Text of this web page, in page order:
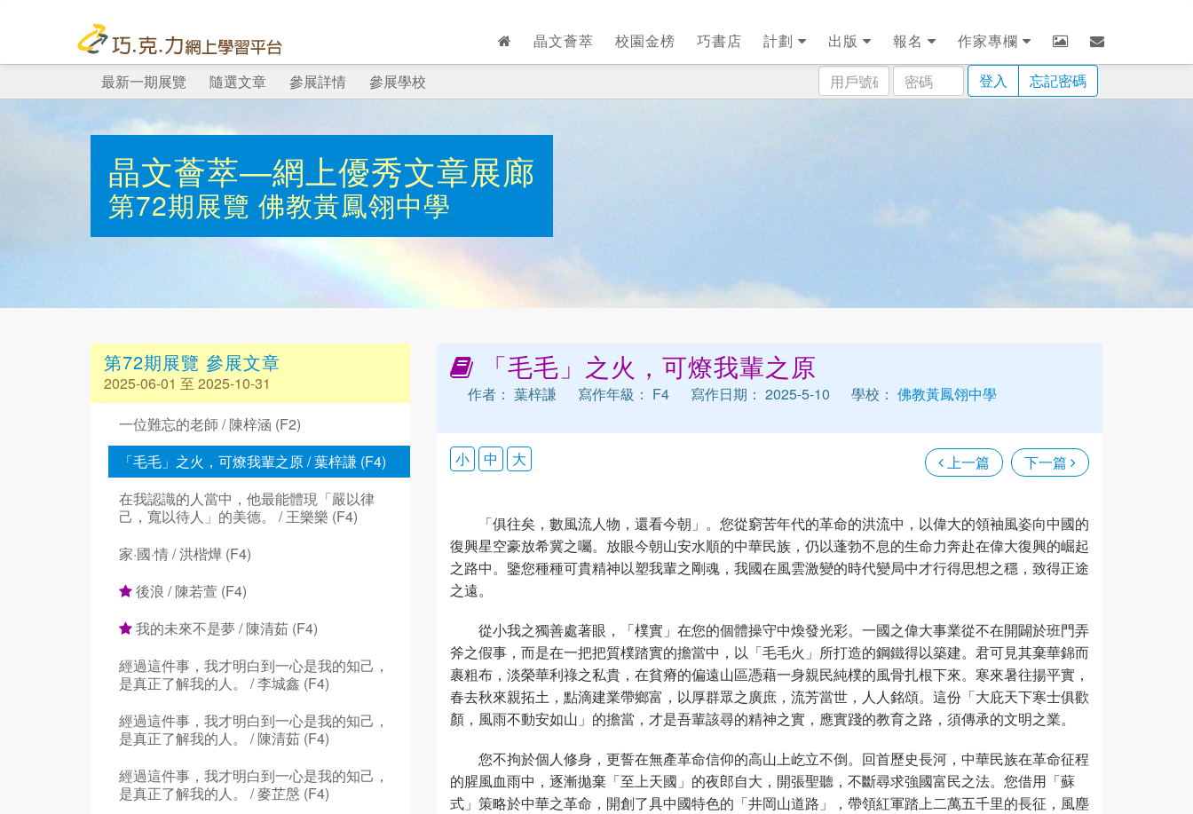
晶文薈萃 校園金榜 巧書店 計劃 出版 報名
作家專欄
用
戶
密
碼
登入 忘記密碼
最新一期展覽 隨選文章 參展詳情 參展學校
晶文薈萃—網上優秀文章展廊
第72期展覽 佛教黃鳳翎中學
第72期展覽 參展文章
2025-06-01 至 2025-10-31
一位難忘的老師 / 陳梓涵 (F2)
「毛毛」之火，可燎我輩之原 / 葉梓謙 (F4)
在我認識的人當中，他最能體現「嚴以律
己，寬以待人」的美德。 / 王樂樂 (F4)
家·國·情 / 洪楷燁 (F4)
後浪 / 陳若萱 (F4)
我的未來不是夢 / 陳清茹 (F4)
經過這件事，我才明白到一心是我的知己，
是真正了解我的人。 / 李城鑫 (F4)
經過這件事，我才明白到一心是我的知己，
是真正了解我的人。 / 陳清茹 (F4)
經過這件事，我才明白到一心是我的知己，
是真正了解我的人。 / 麥芷慇 (F4)
「毛毛」之火，可燎我輩之原
作者： 葉梓謙 寫作年級： F4 寫作日期： 2025-5-10 學校： 佛教黃鳳翎中學
上一篇 下一篇
小 中 大
「俱往矣，數風流人物，還看今朝」。您從窮苦年代的革命的洪流中，以偉大的領袖風姿向中國的
復興星空豪放希冀之囑。放眼今朝山安水順的中華民族，仍以蓬勃不息的生命力奔赴在偉大復興的崛起
之路中。鑒您種種可貴精神以塑我輩之剛魂，我國在風雲激變的時代變局中才行得思想之穩，致得正途
之遠。
從小我之獨善處著眼，「樸實」在您的個體操守中煥發光彩。一國之偉大事業從不在開闢於班門弄
斧之假事，而是在一把把質樸踏實的擔當中，以「毛毛火」所打造的鋼鐵得以築建。君可見其棄華錦而
裹粗布，淡榮華利祿之私貴，在貧瘠的偏遠山區憑藉一身親民純樸的風骨扎根下來。寒來暑往揚平實，
春去秋來親拓土，點滴建業帶鄉富，以厚群眾之廣庶，流芳當世，人人銘頌。這份「大庇天下寒士俱歡
顏，風雨不動安如山」的擔當，才是吾輩該尋的精神之實，應實踐的教育之路，須傳承的文明之業。
您不拘於個人修身，更誓在無產革命信仰的高山上屹立不倒。回首歷史長河，中華民族在革命征程
的腥風血雨中，逐漸拋棄「至上天國」的夜郎自大，開張聖聽，不斷尋求強國富民之法。您借用「蘇
式」策略於中華之革命，開創了具中國特色的「井岡山道路」，帶領紅軍踏上二萬五千里的長征，風塵